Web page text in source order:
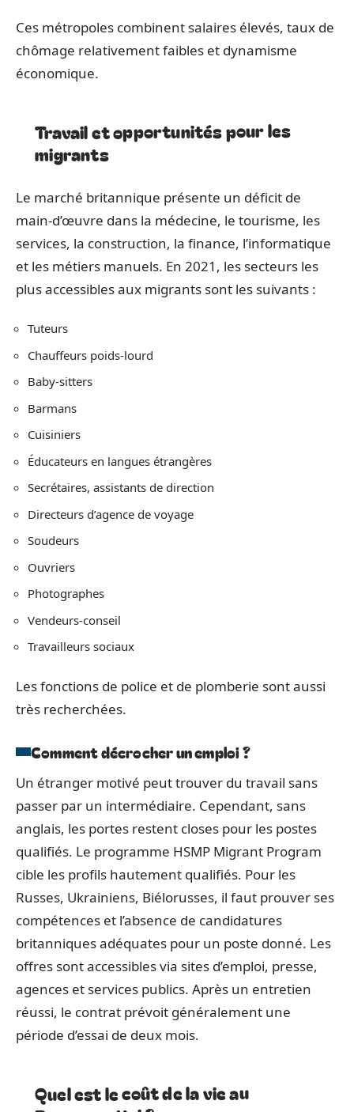
Ces métropoles combinent salaires élevés, taux de
chômage relativement faibles et dynamisme
économique.
Travail et opportunités pour les
migrants
Le marché britannique présente un déficit de
main-d’œuvre dans la médecine, le tourisme, les
services, la construction, la finance, l’informatique
et les métiers manuels. En 2021, les secteurs les
plus accessibles aux migrants sont les suivants :
Tuteurs
Chauffeurs poids-lourd
Baby-sitters
Barmans
Cuisiniers
Éducateurs en langues étrangères
Secrétaires, assistants de direction
Directeurs d’agence de voyage
Soudeurs
Ouvriers
Photographes
Vendeurs-conseil
Travailleurs sociaux
Les fonctions de police et de plomberie sont aussi
très recherchées.
Comment décrocher un emploi ?
Un étranger motivé peut trouver du travail sans
passer par un intermédiaire. Cependant, sans
anglais, les portes restent closes pour les postes
qualifiés. Le programme HSMP Migrant Program
cible les profils hautement qualifiés. Pour les
Russes, Ukrainiens, Biélorusses, il faut prouver ses
compétences et l’absence de candidatures
britanniques adéquates pour un poste donné. Les
offres sont accessibles via sites d’emploi, presse,
agences et services publics. Après un entretien
réussi, le contrat prévoit généralement une
période d’essai de deux mois.
Quel est le coût de la vie au